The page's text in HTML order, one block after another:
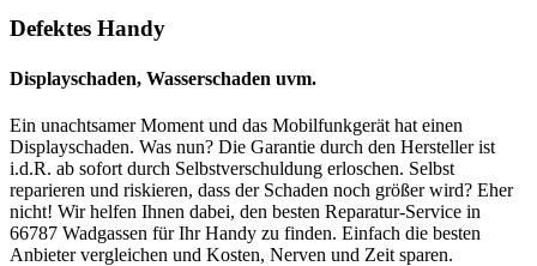
Defektes Handy
Displayschaden, Wasserschaden uvm.
Ein unachtsamer Moment und das Mobilfunkgerät hat einen
Displayschaden. Was nun? Die Garantie durch den Hersteller ist
i.d.R. ab sofort durch Selbstverschuldung erloschen. Selbst
reparieren und riskieren, dass der Schaden noch größer wird? Eher
nicht! Wir helfen Ihnen dabei, den besten Reparatur-Service in
66787 Wadgassen für Ihr Handy zu finden. Einfach die besten
Anbieter vergleichen und Kosten, Nerven und Zeit sparen.